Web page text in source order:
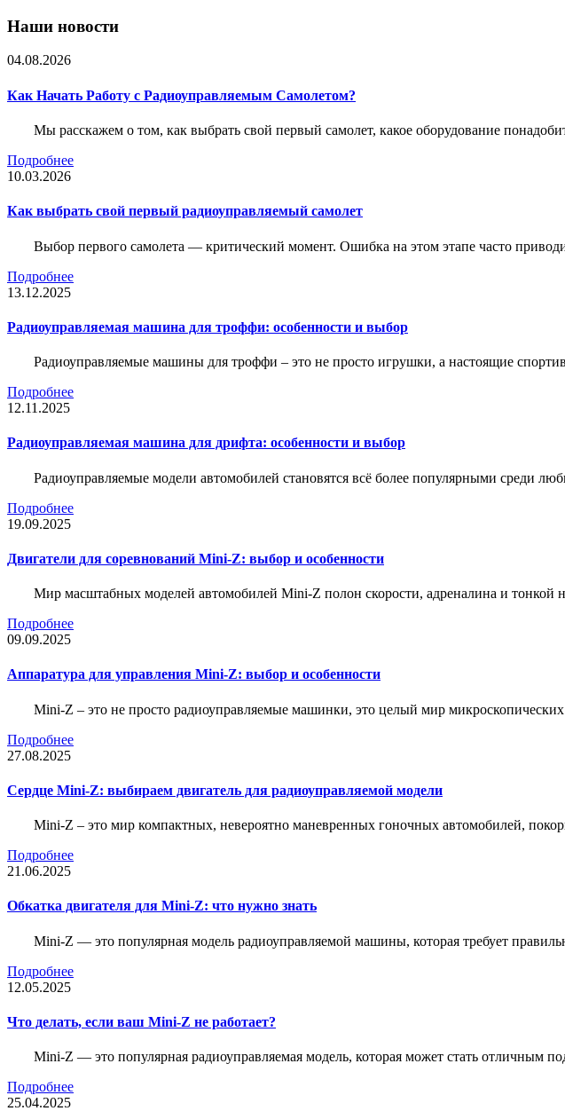
Наши новости
04.08.2026
Как Начать Работу с Радиоуправляемым Самолетом?
Мы расскажем о том, как выбрать свой первый самолет, какое оборудование
Подробнее
10.03.2026
Как выбрать свой первый радиоуправляемый самолет
Выбор первого самолета — критический момент. Ошибка на этом этапе часто
Подробнее
13.12.2025
Радиоуправляемая машина для троффи: особенности и выбор
Радиоуправляемые машины для троффи – это не просто игрушки, а настоящие
Подробнее
12.11.2025
Радиоуправляемая машина для дрифта: особенности и выбор
Радиоуправляемые модели автомобилей становятся всё более популярными среди
Подробнее
19.09.2025
Двигатели для соревнований Mini-Z: выбор и особенности
Мир масштабных моделей автомобилей Mini-Z полон скорости, адреналина и тонкой
Подробнее
09.09.2025
Аппаратура для управления Mini-Z: выбор и особенности
Mini-Z – это не просто радиоуправляемые машинки, это целый мир
Подробнее
27.08.2025
Сердце Mini-Z: выбираем двигатель для радиоуправляемой модели
Mini-Z – это мир компактных, невероятно маневренных гоночных автомобилей,
Подробнее
21.06.2025
Обкатка двигателя для Mini-Z: что нужно знать
Mini-Z — это популярная модель радиоуправляемой машины, которая требует
Подробнее
12.05.2025
Что делать, если ваш Mini-Z не работает?
Mini-Z — это популярная радиоуправляемая модель, которая может стать отличным
Подробнее
25.04.2025